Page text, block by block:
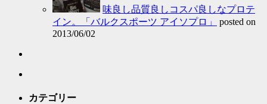
味良し品質良しコスパ良しなプロテ
イン。「バルクスポーツ アイソプロ」
posted on
2013/06/02
カテゴリー